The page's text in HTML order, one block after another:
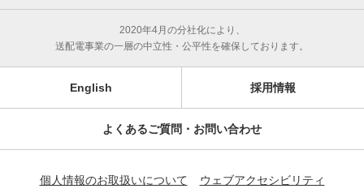
2020年4月の分社化により、
送配電事業の一層の中立性・公平性を確保しております。
English 採用情報
よくあるご質問・お問い合わせ
個人情報のお取扱いについて
ウェブアクセシビリティ